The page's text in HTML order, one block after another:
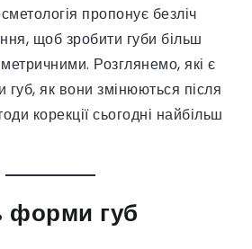
пропонує безліч
щоб зробити губи більш
Розглянемо, які є
губ, як вони змінюються після
корекції сьогодні найбільш
форми губ